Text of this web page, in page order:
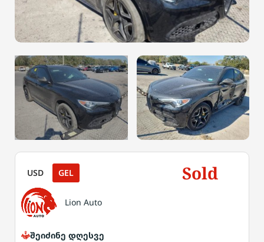
USD GEL Sold
Lion Auto
შეიძინე დღესვე